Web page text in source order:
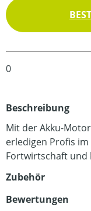
0
Beschreibung
Mit der Akku-
erledigen Profis
Fortwirtschaft und
Zubehör
Bewertungen